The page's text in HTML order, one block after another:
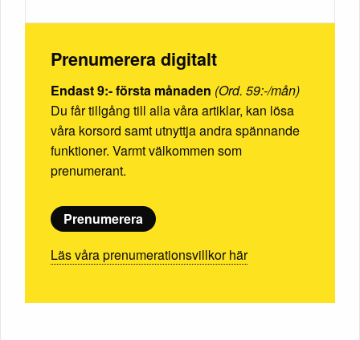
Prenumerera digitalt
Endast 9:- första månaden (Ord. 59:-/mån)
Du får tillgång till alla våra artiklar, kan lösa
våra korsord samt utnyttja andra spännande
funktioner. Varmt välkommen som
prenumerant.
Prenumerera
Läs våra prenumerationsvillkor här